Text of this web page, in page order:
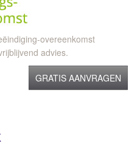
overeenkomst
advies.
GRATIS AANVRAGEN